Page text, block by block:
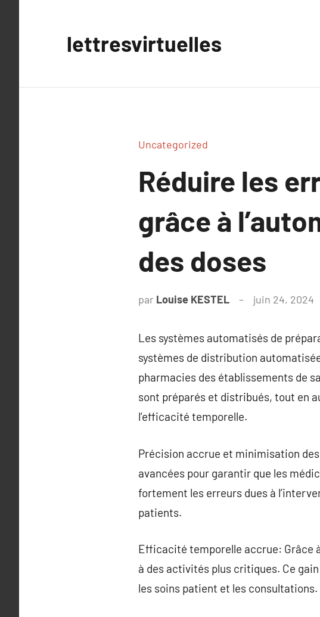
lettresvirtuelles
Uncategorized
Réduire les
grâce à
des doses
par Louise KESTEL juin 24, 2024
Les systèmes automatisés de
systèmes de distribution
pharmacies des établissements de
sont préparés et distribués, tout en
l’efficacité temporelle.
Précision accrue et minimisation
avancées pour garantir que les
fortement les erreurs dues à
patients.
Efficacité temporelle accrue: Grâce
à des activités plus critiques. Ce
les soins patient et les consultations.